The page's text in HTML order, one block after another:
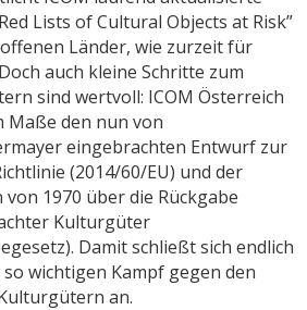
Lists of Cultural Objects at Risk”
Länder, wie zurzeit für
auch kleine Schritte zum
sind wertvoll: ICOM Österreich
den nun von
eingebrachten Entwurf zur
(2014/60/EU) und der
von 1970 über die Rückgabe
Kulturgüter
Damit schließt sich endlich
wichtigen Kampf gegen den
an.